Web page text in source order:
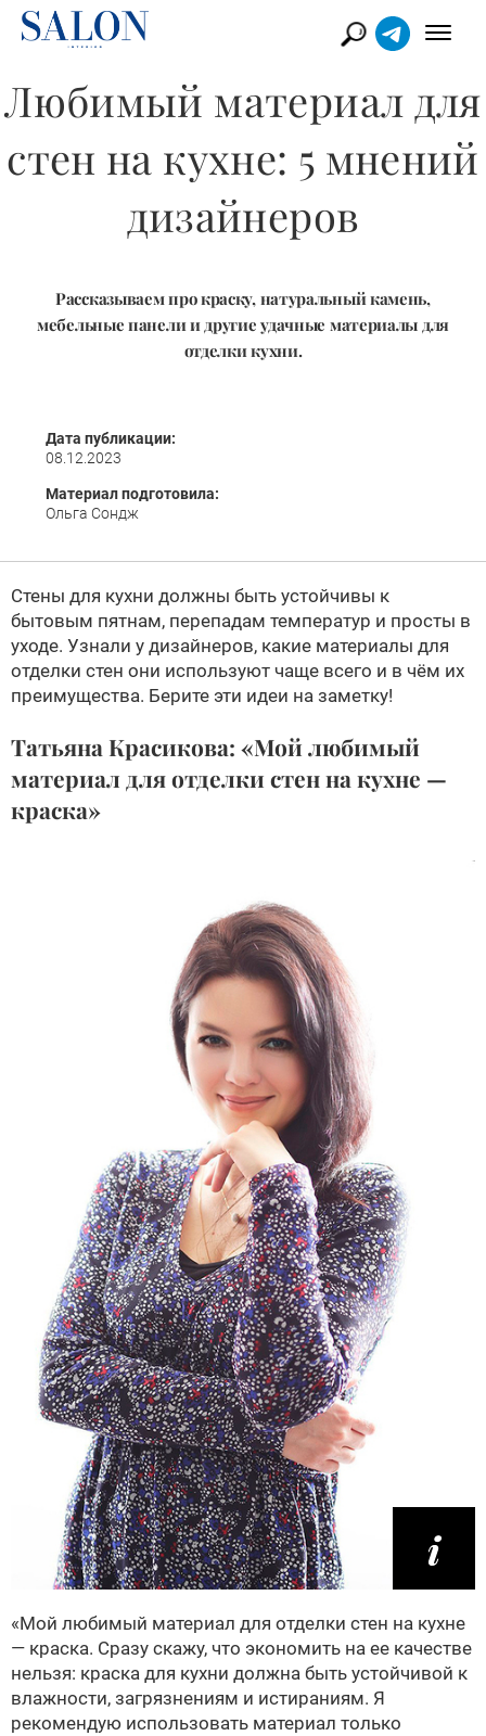
Любимый материал для
стен на кухне: 5 мнений
дизайнеров
Рассказываем про краску, натуральный камень,
мебельные панели и другие удачные материалы для
отделки кухни.
Дата публикации:
08.12.2023
Материал подготовила:
Ольга Сондж
Стены для кухни должны быть устойчивы к
бытовым пятнам, перепадам температур и просты в
уходе. Узнали у дизайнеров, какие материалы для
отделки стен они используют чаще всего и в чём их
преимущества. Берите эти идеи на заметку!
Татьяна Красикова: «Мой любимый
материал для отделки стен на кухне —
краска»
«Мой любимый материал для отделки стен на кухне
— краска. Сразу скажу, что экономить на ее качестве
нельзя: краска для кухни должна быть устойчивой к
влажности, загрязнениям и истираниям. Я
рекомендую использовать материал только